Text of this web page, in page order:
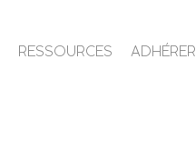
RESSOURCES ADHÉRER